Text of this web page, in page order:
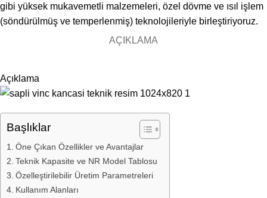
gibi yüksek mukavemetli malzemeleri, özel dövme ve ısıl işlem
(söndürülmüş ve temperlenmiş) teknolojileriyle birleştiriyoruz.
AÇIKLAMA
Açıklama
Başlıklar
Öne Çıkan Özellikler ve Avantajlar
Teknik Kapasite ve NR Model Tablosu
Özelleştirilebilir Üretim Parametreleri
Kullanım Alanları